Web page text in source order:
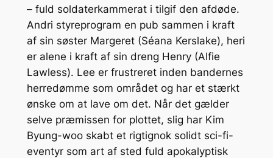
– fuld soldaterkammerat i tilgif den afdøde.
Andri styreprogram en pub sammen i kraft
af sin søster Margeret (Séana Kerslake), heri
er alene i kraft af sin dreng Henry (Alfie
Lawless). Lee er frustreret inden bandernes
herredømme som området og har et stærkt
ønske om at lave om det. Når det gælder
selve præmissen for plottet, slig har Kim
Byung-woo skabt et rigtignok solidt sci-fi-
eventyr som art af sted fuld apokalyptisk